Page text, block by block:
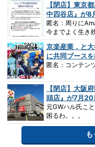
【閉店】東京
中四谷店』が8
匿名：周りに
今までよく生き
京楽産業．と
に共同ブース
匿名：コンテン
【閉店】大阪
頭店』が7月20
元GWハル氏こ
困るわ。。。